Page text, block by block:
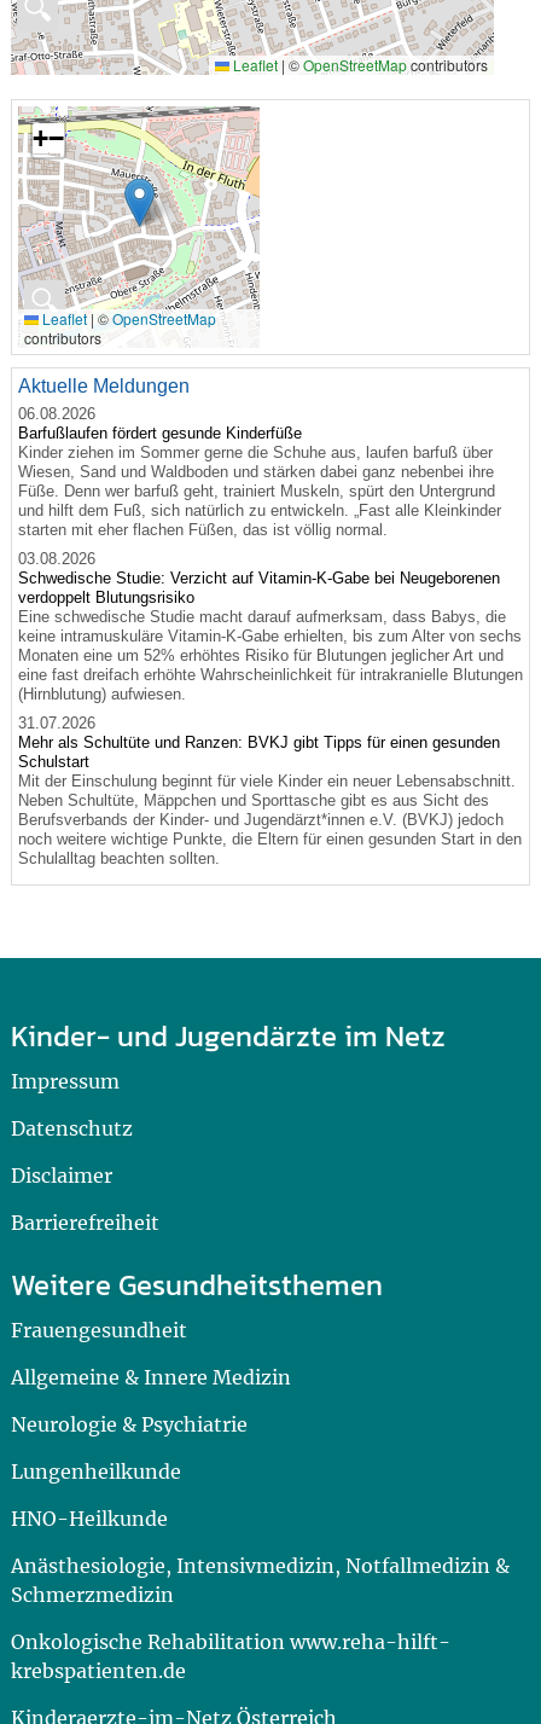
🔍
Leaflet | ©OpenStreetMapcontributors
🔍
+−
Leaflet| ©OpenStreetMap
contributors
Aktuelle Meldungen
06.08.2026
Barfußlaufen fördert gesunde Kinderfüße
Kinder ziehen im Sommer gerne die Schuhe aus, laufen barfuß über
Wiesen, Sand und Waldboden und stärken dabei ganz nebenbei ihre
Füße. Denn wer barfuß geht, trainiert Muskeln, spürt den Untergrund
und hilft dem Fuß, sich natürlich zu entwickeln. „Fast alle Kleinkinder
starten mit eher flachen Füßen, das ist völlig normal.
03.08.2026
Schwedische Studie: Verzicht auf Vitamin-K-Gabe bei Neugeborenen
verdoppelt Blutungsrisiko
Eine schwedische Studie macht darauf aufmerksam, dass Babys, die
keine intramuskuläre Vitamin-K-Gabe erhielten, bis zum Alter von sechs
Monaten eine um 52% erhöhtes Risiko für Blutungen jeglicher Art und
eine fast dreifach erhöhte Wahrscheinlichkeit für intrakranielle Blutungen
(Hirnblutung) aufwiesen.
31.07.2026
Mehr als Schultüte und Ranzen: BVKJ gibt Tipps für einen gesunden
Schulstart
Mit der Einschulung beginnt für viele Kinder ein neuer Lebensabschnitt.
Neben Schultüte, Mäppchen und Sporttasche gibt es aus Sicht des
Berufsverbands der Kinder- und Jugendärzt*innen e.V. (BVKJ) jedoch
noch weitere wichtige Punkte, die Eltern für einen gesunden Start in den
Schulalltag beachten sollten.
Kinder- und Jugendärzte im Netz
Impressum
Datenschutz
Disclaimer
Barrierefreiheit
Weitere Gesundheitsthemen
Frauengesundheit
Allgemeine & Innere Medizin
Neurologie & Psychiatrie
Lungenheilkunde
HNO-Heilkunde
Anästhesiologie, Intensivmedizin, Notfallmedizin &
Schmerzmedizin
Onkologische Rehabilitation www.reha-hilft-
krebspatienten.de
Kinderaerzte-im-Netz Österreich